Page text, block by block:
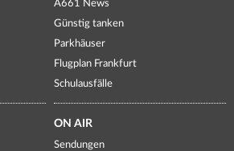
A661 News
Günstig tanken
Parkhäuser
Flugplan Frankfurt
Schulausfälle
ON AIR
Sendungen